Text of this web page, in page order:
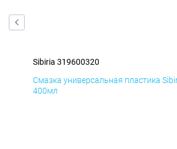
Sibiria 319600320
Смазка универсальная пластика
400мл